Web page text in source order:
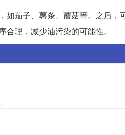
如茄子、薯条、蘑菇等。之后，
理，减少油污染的可能性。